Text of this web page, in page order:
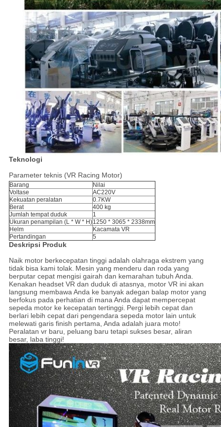
Teknologi
Parameter teknis (VR Racing Motor)
Barang
Nilai
Voltase
AC220V
Kekuatan peralatan
0.7KW
Berat
400 kg
Jumlah tempat duduk
1
Ukuran penampilan (L * W * H)1250 * 3065 * 2338mm
Helm
Kacamata VR
Pertandingan
5
Deskripsi Produk
Naik motor berkecepatan tinggi adalah olahraga ekstrem yang
tidak bisa kami tolak. Mesin yang menderu dan roda yang
berputar cepat mengisi gairah dan kemarahan tubuh Anda.
Kenakan headset VR dan duduk di atasnya, motor VR ini akan
langsung membawa Anda ke banyak adegan balap motor yang
berfokus pada perhatian di mana Anda dapat mempercepat
sepeda motor ke kecepatan tertinggi. Pergi lebih cepat dan
berlari lebih cepat dari pengendara sepeda motor lain untuk
melewati garis finish pertama, Anda adalah juara moto!
Peralatan vr baru, peluang baru tetapi sukses besar, aliran
besar, laba tinggi!